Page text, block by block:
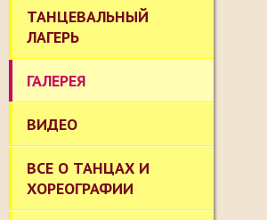
ТАНЦЕВАЛЬНЫЙ
ЛАГЕРЬ
ГАЛЕРЕЯ
ВИДЕО
ВСЕ О ТАНЦАХ И
ХОРЕОГРАФИИ